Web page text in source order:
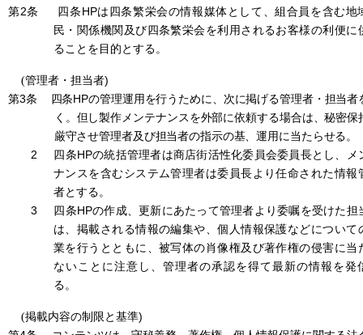
第2条
四条 HPは四条繁栄会の情報媒体として、組合員を含む地
民・関係機関及び四条繁栄会を利用されるお客様の利便に
ることを目的とする。
(管理者・担当者)
第3条
四条HPの管理運用を行うために、次に掲げる管理者・担当者
く。但し製作メンテナンスを外部に依頼する場合は、秘密保
厳守させ管理者及び担当者の指示の基、運用に当たらせる。
2 四条HPの統括管理者は商店街活性化委員会委員長とし、メ
ナンスを含むシステム管理者は委員長より任命された情報
者とする。
3 四条HPの作成、更新にあたって管理者より委嘱を受けた担
は、掲載される情報の編集や、個人情報保護などについて
業を行うとともに、被写体の肖像権及び著作権の侵害に当
ないことに注意し、管理者の承認を得て最新の情報を発
る。
(掲載内容の制限と基準)